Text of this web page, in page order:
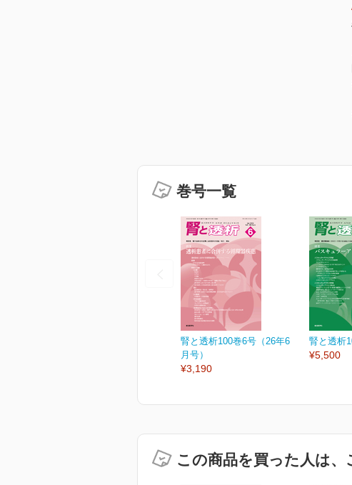
巻号一覧
腎と透析100巻6号（26年6
月号）
¥3,190
腎と透析
¥5,500
この商品を買った人は、